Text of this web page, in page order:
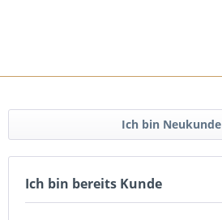
Ich bin Neukunde
Ich bin bereits Kunde